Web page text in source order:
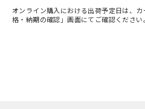
オンライン購入における出荷予定日は、
格・納期の確認」画面にてご確認ください。